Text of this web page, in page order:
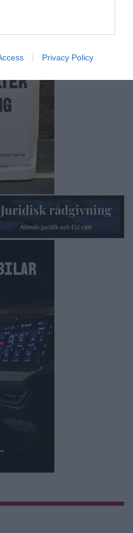
purposes in below Google
Privacy Policy